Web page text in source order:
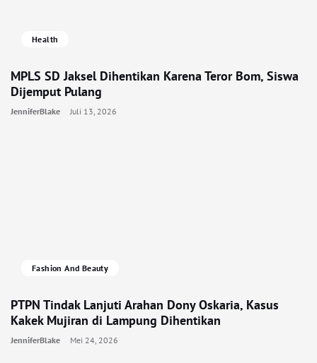
Health
MPLS SD Jaksel Dihentikan Karena Teror Bom, Siswa
Dijemput Pulang
JenniferBlake Juli 13, 2026
Fashion And Beauty
PTPN Tindak Lanjuti Arahan Dony Oskaria, Kasus
Kakek Mujiran di Lampung Dihentikan
JenniferBlake Mei 24, 2026